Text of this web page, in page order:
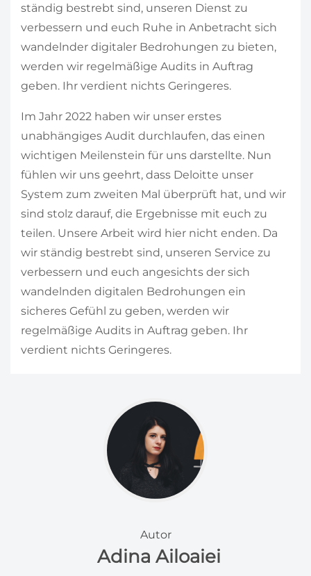
ständig bestrebt sind, unseren Dienst zu
verbessern und euch Ruhe in Anbetracht sich
wandelnder digitaler Bedrohungen zu bieten,
werden wir regelmäßige Audits in Auftrag
geben. Ihr verdient nichts Geringeres.
Im Jahr 2022 haben wir unser erstes
unabhängiges Audit durchlaufen, das einen
wichtigen Meilenstein für uns darstellte. Nun
fühlen wir uns geehrt, dass Deloitte unser
System zum zweiten Mal überprüft hat, und wir
sind stolz darauf, die Ergebnisse mit euch zu
teilen. Unsere Arbeit wird hier nicht enden. Da
wir ständig bestrebt sind, unseren Service zu
verbessern und euch angesichts der sich
wandelnden digitalen Bedrohungen ein
sicheres Gefühl zu geben, werden wir
regelmäßige Audits in Auftrag geben. Ihr
verdient nichts Geringeres.
Autor
Adina Ailoaiei